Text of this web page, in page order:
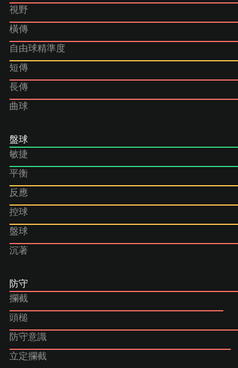
視野
橫傳
自由球精準度
短傳
長傳
曲球
盤球
敏捷
平衡
反應
控球
盤球
沉著
防守
攔截
頭槌
防守意識
立定攔截